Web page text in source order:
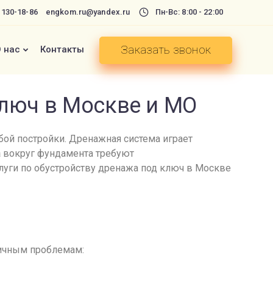
18-86 engkom.ru@yandex.ru Пн-Вс: 8:00 - 22:00
нас Контакты Заказать звонок
в Москве и МО
постройки. Дренажная система играет
фундамента требуют
по обустройству дренажа под ключ в Москве
проблемам: